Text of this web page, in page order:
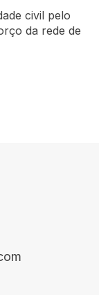
civil pelo
da rede de